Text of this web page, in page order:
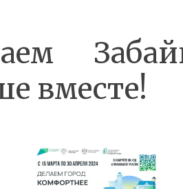
вместе!